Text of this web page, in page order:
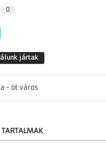
0
jártak
- öt város
TARTALMAK